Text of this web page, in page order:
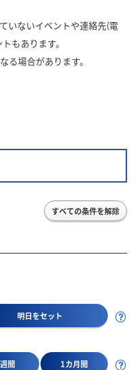
いないイベントや連絡先(電
もあります。
る場合があります。
すべての条件を解除
明日をセット
間 1カ月間